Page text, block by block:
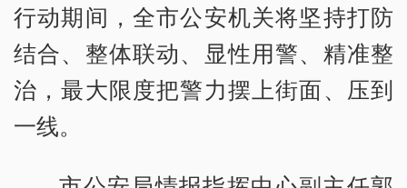
行动期间，全市公安机关将坚持打防
结合、整体联动、显性用警、精准整
治，最大限度把警力摆上街面、压到
一线。